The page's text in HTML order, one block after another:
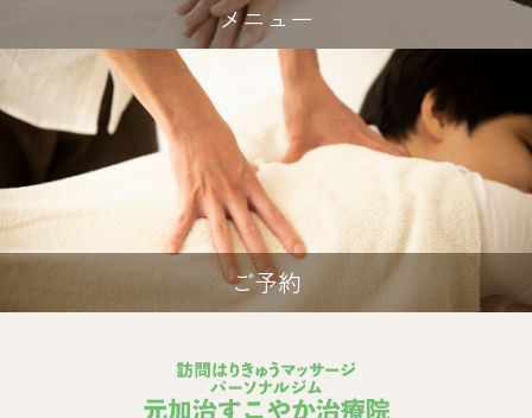
メニュー
ご予約